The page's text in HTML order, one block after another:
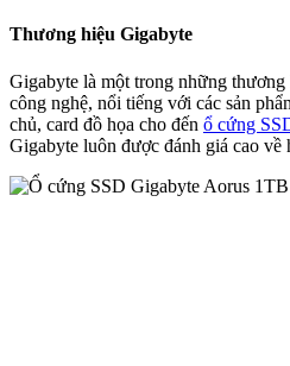
Thương hiệu Gigabyte
Gigabyte là một trong những
công nghệ, nổi tiếng với các sản
chủ, card đồ họa cho đến ổ cứng
Gigabyte luôn được đánh giá cao về